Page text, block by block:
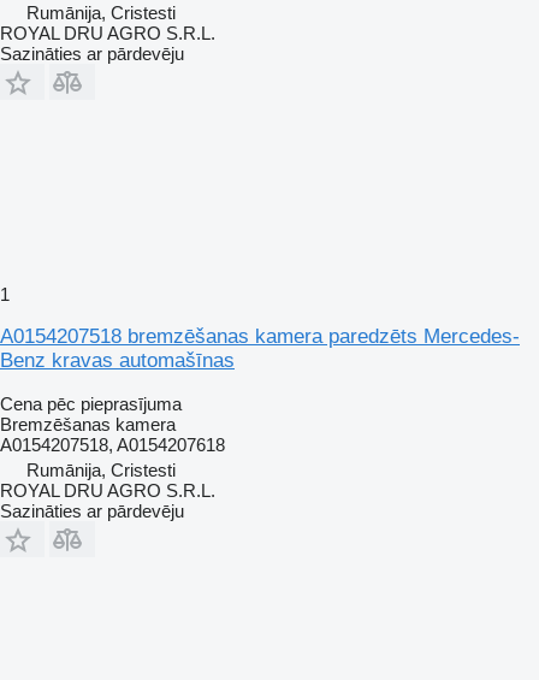
Rumānija, Cristesti
ROYAL DRU AGRO S.R.L.
Sazināties ar pārdevēju
1
A0154207518 bremzēšanas kamera paredzēts Mercedes-
Benz kravas automašīnas
Cena pēc pieprasījuma
Bremzēšanas kamera
A0154207518, A0154207618
Rumānija, Cristesti
ROYAL DRU AGRO S.R.L.
Sazināties ar pārdevēju